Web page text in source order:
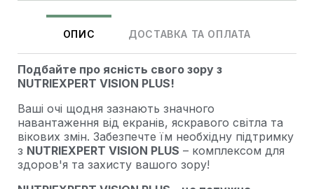
ОПИС ДОСТАВКА ТА ОПЛАТА
Подбайте про ясність свого зору з
NUTRIEXPERT VISION PLUS!
Ваші очі щодня зазнають значного
навантаження від екранів, яскравого світла та
вікових змін. Забезпечте їм необхідну підтримку
з NUTRIEXPERT VISION PLUS – комплексом для
здоров'я та захисту вашого зору!